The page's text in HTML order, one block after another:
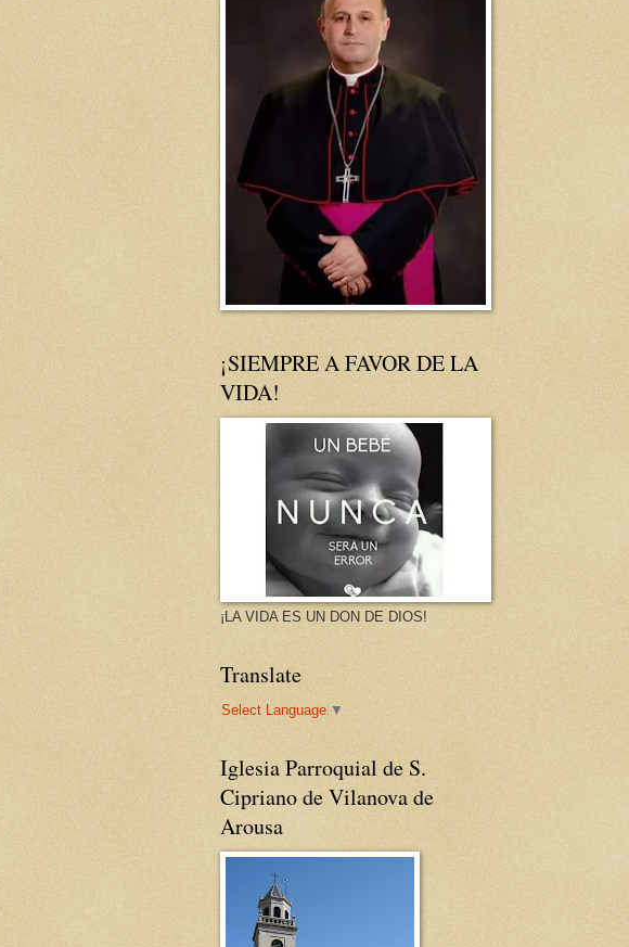
¡SIEMPRE A FAVOR DE LA
VIDA!
¡LA VIDA ES UN DON DE DIOS!
Translate
Select Language ▼
Iglesia Parroquial de S.
Cipriano de Vilanova de
Arousa